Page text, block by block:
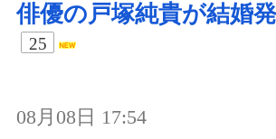
俳優の戸塚純貴が結婚
25
08月08日 17:54